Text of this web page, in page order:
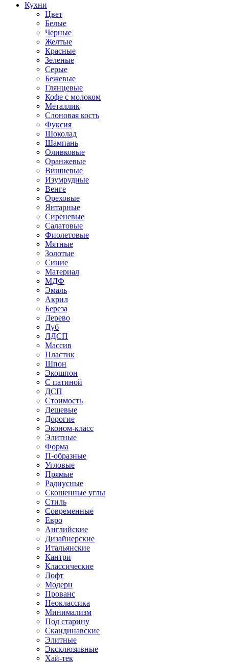
Кухни
Цвет
Белые
Черные
Желтые
Красные
Зеленые
Серые
Бежевые
Глянцевые
Кофе с молоком
Металлик
Слоновая кость
Фуксия
Шоколад
Шампань
Оливковые
Оранжевые
Вишневые
Изумрудные
Венге
Ореховые
Янтарные
Сиреневые
Салатовые
Фиолетовые
Мятные
Золотые
Синие
Материал
МДФ
Эмаль
Акрил
Береза
Дерево
Дуб
ЛДСП
Массив
Пластик
Шпон
Экошпон
С патиной
ДСП
Стоимость
Дешевые
Дорогие
Эконом-класс
Элитные
Форма
П-образные
Угловые
Прямые
Радиусные
Скошенные углы
Стиль
Современные
Евро
Английские
Дизайнерские
Итальянские
Кантри
Классические
Лофт
Модерн
Прованс
Неоклассика
Минимализм
Под старину
Скандинавские
Элитные
Эксклюзивные
Хай-тек